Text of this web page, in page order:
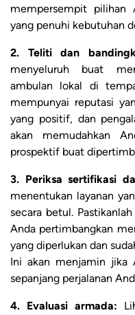
mempersempit pilihan
yang penuhi kebutuhan
2. Teliti dan
menyeluruh buat
ambulan lokal di
mempunyai reputasi
yang positif, dan
akan memudahkan
prospektif buat
3. Periksa sertifikasi
menentukan layanan
secara betul.
Anda pertimbangkan
yang diperlukan dan
Ini akan menjamin jika
sepanjang perjalanan
4. Evaluasi armada: